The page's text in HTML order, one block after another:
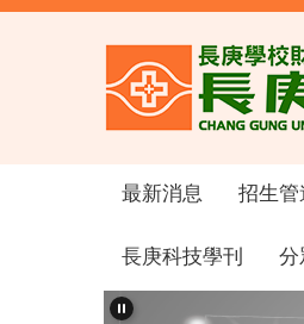
跳
最新消息 招生管
長庚科技學刊 分